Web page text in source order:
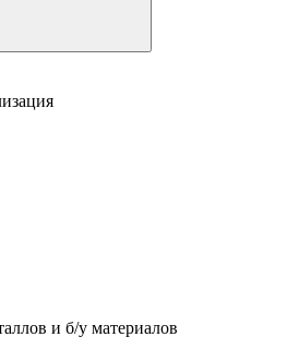
и б/у материалов